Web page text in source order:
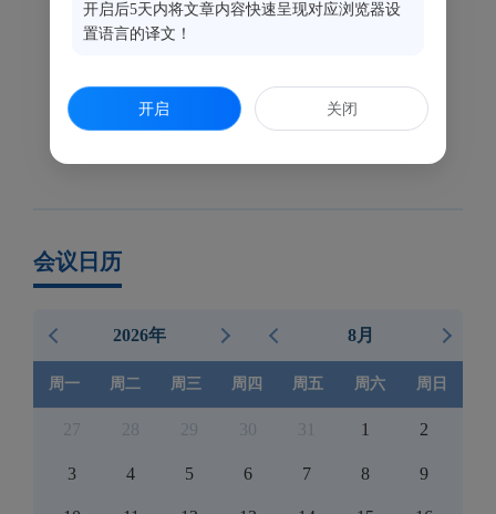
会议日历
2026年 8月
周一 周二 周三 周四 周五 周六 周日
27 28 29 30 31 1 2
3 4 5 6 7 8 9
开启后5天内将文章内容快速呈现对应浏览器设
置语言的译文！
开启 关闭